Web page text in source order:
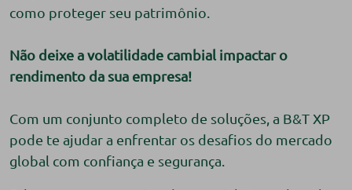
como proteger seu patrimônio.
Não deixe a volatilidade cambial impactar o
rendimento da sua empresa!
Com um conjunto completo de soluções, a B&T XP
pode te ajudar a enfrentar os desafios do mercado
global com confiança e segurança.